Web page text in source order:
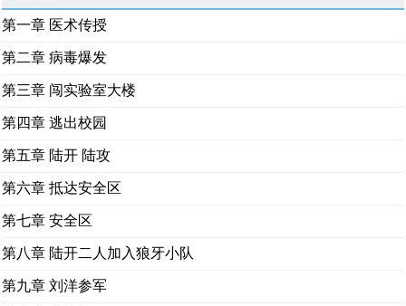
第一章 医术传授
第二章 病毒爆发
第三章 闯实验室大楼
第四章 逃出校园
第五章 陆开 陆攻
第六章 抵达安全区
第七章 安全区
第八章 陆开二人加入狼牙小队
第九章 刘洋参军